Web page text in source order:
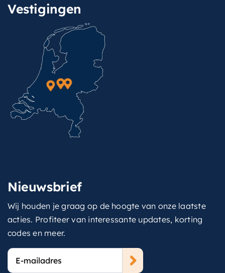
Vestigingen
Nieuwsbrief
Wij houden je graag op de hoogte van onze laatste
acties. Profiteer van interessante updates, korting
codes en meer.
E-
mailadres